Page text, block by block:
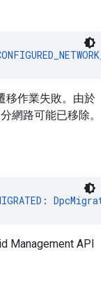
移作業失敗。由於
網路可能已移除。
:
Management API